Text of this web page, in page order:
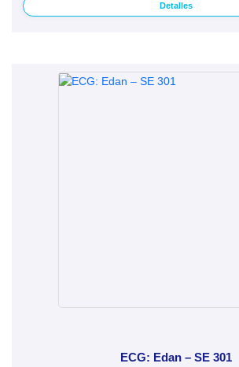
Detalles
ECG: Edan – SE 301